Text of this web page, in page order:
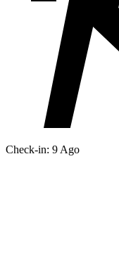
Check-in: 9 Ago